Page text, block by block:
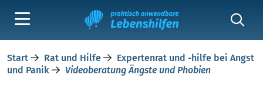
Start Rat und Hilfe
Expertenrat und -hilfe bei Angst
und Panik
Videoberatung Ängste und Phobien